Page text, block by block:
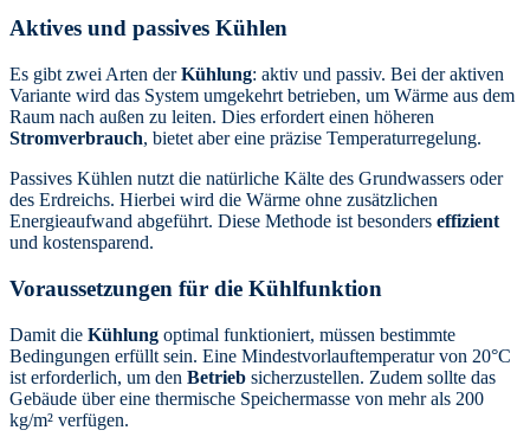
Aktives und passives Kühlen
Es gibt zwei Arten derKühlung: aktiv und passiv. Bei der aktiven
Variante wird das System umgekehrt betrieben, um Wärme aus dem
Raum nach außen zu leiten. Dies erfordert einen höheren
Stromverbrauch, bietet aber eine präzise Temperaturregelung.
Passives Kühlen nutzt die natürliche Kälte des Grundwassers oder
des Erdreichs. Hierbei wird die Wärme ohne zusätzlichen
Energieaufwand abgeführt. Diese Methode ist besonders effizient
und kostensparend.
Voraussetzungen für die Kühlfunktion
Damit die Kühlung optimal funktioniert, müssen bestimmte
Bedingungen erfüllt sein. Eine Mindestvorlauftemperatur von 20°C
ist erforderlich, um den Betrieb sicherzustellen. Zudem sollte das
Gebäude über eine thermische Speichermasse von mehr als 200
kg/m² verfügen.